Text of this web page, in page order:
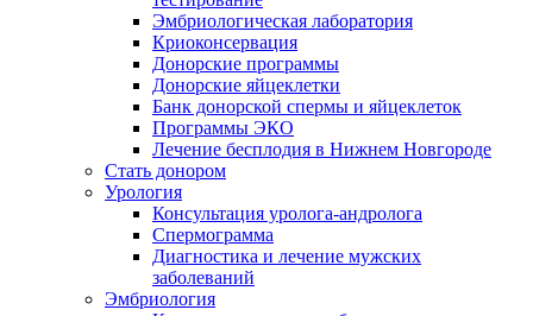
Эмбриологическая лаборатория
Криоконсервация
Донорские программы
Донорские яйцеклетки
Банк донорской спермы и яйцеклеток
Программы ЭКО
Лечение бесплодия в Нижнем Новгороде
Стать донором
Урология
Консультация уролога-андролога
Спермограмма
Диагностика и лечение мужских
заболеваний
Эмбриология